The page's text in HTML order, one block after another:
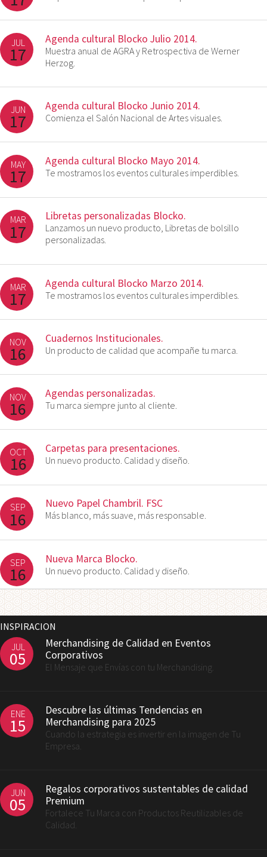
JUL
17
Agenda cultural Blocko Julio 2014.
Muestra anual de AGRA y Retrospectiva de Werner
Herzog.
JUN
17
Agenda cultural Blocko Junio 2014.
Comienza el Salón Nacional de Artes visuales.
MAY
17
Agenda cultural Blocko Mayo 2014.
Te mostramos los eventos culturales imperdibles.
MAR
17
Libretas personalizadas Blocko.
Lanzamos un nuevo producto, Libretas de bolsillo
personalizadas.
MAR
17
Agenda cultural Blocko Marzo 2014.
Te mostramos los eventos culturales imperdibles.
NOV
16
Cuadernos Institucionales.
Un producto de calidad que acompañe tu marca.
NOV
16
Agendas personalizadas.
Tu marca siempre junto al cliente.
OCT
16
Carpetas para presentaciones.
Un nuevo producto. Calidad y diseño.
SEP
16
Nuevo Papel Chambril. FSC
Más blanco, más suave, más responsable.
SEP
16
Nueva Marca Blocko.
Un nuevo producto. Calidad y diseño.
INSPIRACION
JUL
05
Merchandising de Calidad en Eventos
Corporativos
El Mensaje que Envías con tu Merchandising.
ENE
15
Descubre las últimas Tendencias en
Merchandising para 2025
Cuando la estrategia es invertir en la imagen de Tu
Empresa.
JUN
05
Regalos corporativos sustentables de calidad
Premium
Fortalece Tu Marca con Productos Reutilizables de
Calidad.